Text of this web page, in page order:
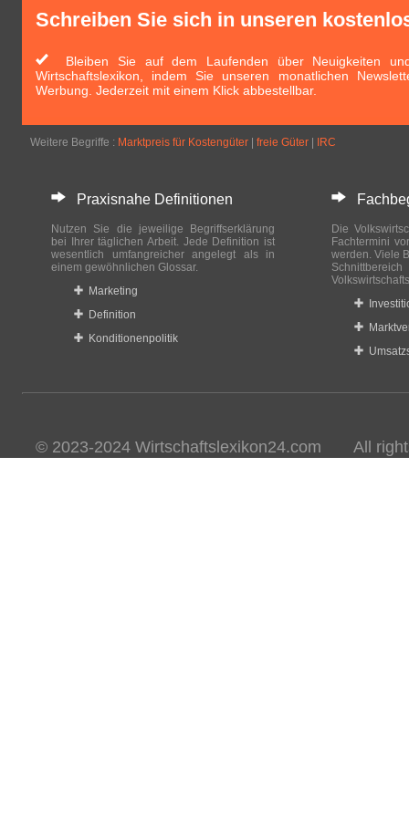
Schreiben Sie sich in unseren
Bleiben Sie auf dem Laufenden über Neuigkeiten
Wirtschaftslexikon, indem Sie unseren monatlichen
Werbung. Jederzeit mit einem Klick abbestellbar.
Weitere Begriffe : Marktpreis für Kostengüter freie Güter IRC
Praxisnahe Definitionen
Nutzen Sie die jeweilige Begriffserklärung
bei Ihrer täglichen Arbeit. Jede Definition ist
wesentlich umfangreicher angelegt als in
einem gewöhnlichen Glossar.
Marketing
Definition
Konditionenpolitik
Die
Fachtermini
werden. Viele
© 2023-2024 Wirtschaftslexikon24.com All